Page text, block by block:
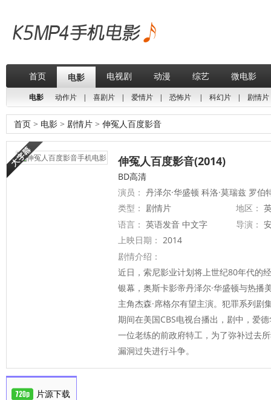
首页 电影 电视剧 动漫 综艺 微电影
电影 动作片 | 喜剧片 | 爱情片 | 恐怖片 | 科幻片 | 剧情片
首页 > 电影 > 剧情片 > 伸冤人百度影音
伸冤人百度影音(2014)
BD高清
演员： 丹泽尔·华盛顿 科洛·莫瑞兹 罗伯
类型： 剧情片 地区：
语言： 英语发音 中文字 导演：
上映日期： 2014
剧情介绍：
近日，索尼影业计划将上世纪80年代的
银幕，奥斯卡影帝丹泽尔·华盛顿与热播
主角杰森·席格尔有望主演。犯罪系列
期间在美国CBS电视台播出，剧中，爱
一位老练的前政府特工，为了弥补过去
漏洞过失进行斗争。
片源下载